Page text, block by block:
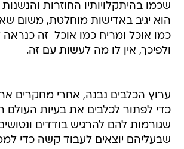
שכמו בהיתקלויותיו החוזרות
הוא יגיב באדישות מוחלטת, משום
כמו אוכל ומריח כמו אוכל  זה
ולפיכך, אין לו מה לעשות עם זה.
ערוץ הכלבים נבנה, אחרי מחקרים
כדי לפתור לכלבים את בעיות העולם
שגורמות להם להרגיש בודדים
שבעליהם יוצאים לעבוד קשה כדי